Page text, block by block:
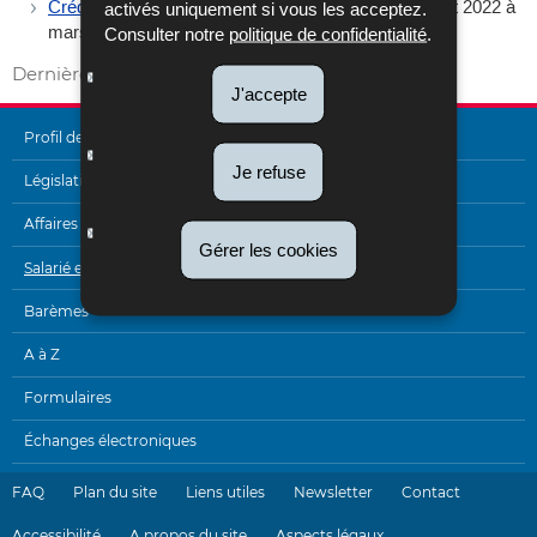
activés uniquement si vous les acceptez.
Consulter notre politique de confidentialité
J'accepte
Je refuse
Gérer les cookies
Crédit d'impôt énergie (CIE)(pour la période de juillet 2022 à
mars 2023)
Dernière mise à jour 13/11/2025
MENU
DE
NAVIGATION
Profil de l'Administration
Législation
Affaires internationales
Salarié et pensionné
Barèmes
A à Z
Formulaires
Échanges électroniques
FAQ Plan du site Liens utiles Newsletter Contact